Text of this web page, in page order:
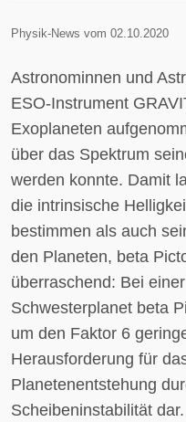
Physik-News vom 02.10.2020
Astronominnen und
ESO-Instrument
Exoplaneten
über das Spektrum
werden konnte. Damit
die intrinsische
bestimmen als auch
den Planeten, beta
überraschend: Bei
Schwesterplanet beta
um den Faktor 6
Herausforderung für
Planetenentstehung
Scheibeninstabilität dar.